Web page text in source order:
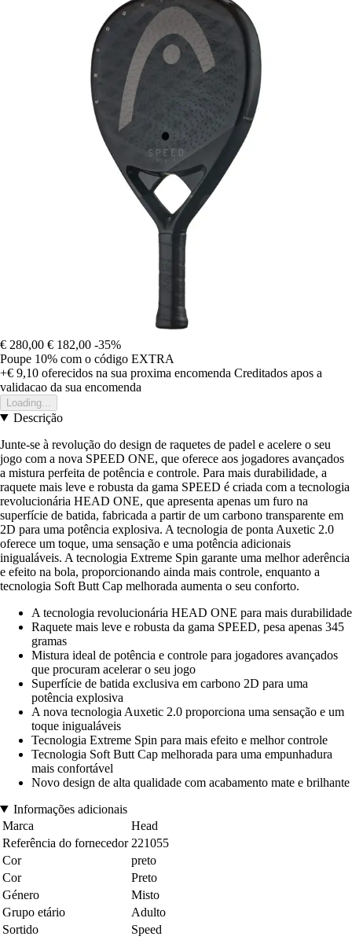
€ 280,00 € 182,00 -35%
Poupe 10% com o código EXTRA
+€ 9,10 oferecidos na sua proxima encomenda Creditados apos a
validacao da sua encomenda
Loading...
Descrição
Junte-se à revolução do design de raquetes de padel e acelere o seu
jogo com a nova SPEED ONE, que oferece aos jogadores avançados
a mistura perfeita de potência e controle. Para mais durabilidade, a
raquete mais leve e robusta da gama SPEED é criada com a tecnologia
revolucionária HEAD ONE, que apresenta apenas um furo na
superfície de batida, fabricada a partir de um carbono transparente em
2D para uma potência explosiva. A tecnologia de ponta Auxetic 2.0
oferece um toque, uma sensação e uma potência adicionais
inigualáveis. A tecnologia Extreme Spin garante uma melhor aderência
e efeito na bola, proporcionando ainda mais controle, enquanto a
tecnologia Soft Butt Cap melhorada aumenta o seu conforto.
A tecnologia revolucionária HEAD ONE para mais durabilidade
Raquete mais leve e robusta da gama SPEED, pesa apenas 345
gramas
Mistura ideal de potência e controle para jogadores avançados
que procuram acelerar o seu jogo
Superfície de batida exclusiva em carbono 2D para uma
potência explosiva
A nova tecnologia Auxetic 2.0 proporciona uma sensação e um
toque inigualáveis
Tecnologia Extreme Spin para mais efeito e melhor controle
Tecnologia Soft Butt Cap melhorada para uma empunhadura
mais confortável
Novo design de alta qualidade com acabamento mate e brilhante
Informações adicionais
Marca
Head
Referência do fornecedor 221055
Cor
preto
Cor
Preto
Género
Misto
Grupo etário
Adulto
Sortido
Speed